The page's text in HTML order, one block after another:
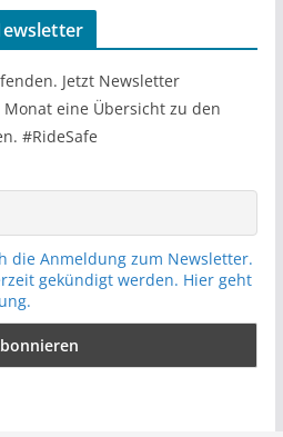
Jetzt Newsletter
eine Übersicht zu den
#RideSafe
die Anmeldung zum Newsletter.
gekündigt werden. Hier geht